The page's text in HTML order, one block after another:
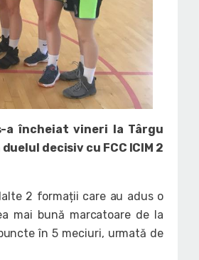
încheiat vineri la Târgu
decisiv cu FCC ICIM 2
2 formații care au adus o
mai bună marcatoare de la
în 5 meciuri, urmată de